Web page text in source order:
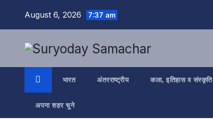
August 6, 2026 7:37 am
भारत अंतरराष्ट्रीय कला, इतिहास व संस्कृति
अपना शहर चुने